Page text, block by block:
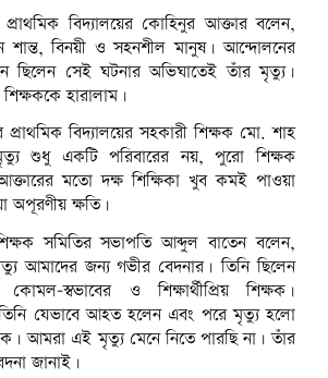
প্রাথমিক বিদ্যালয়ের কোহিনুর আক্তার বলেন,
শান্ত, বিনয়ী ও সহনশীল মানুষ। আন্দোলনের
ছিলেন সেই ঘটনার অভিঘাতেই তাঁর মৃত্যু।
হারালাম।
বিদ্যালয়ের সহকারী শিক্ষক মো. শাহ
শুধু একটি পরিবারের নয়, পুরো শিক্ষক
মতো দক্ষ শিক্ষিকা খুব কমই পাওয়া
অপূরণীয় ক্ষতি।
সমিতির সভাপতি আব্দুল বাতেন বলেন,
আমাদের জন্য গভীর বেদনার। তিনি ছিলেন
কোমল-স্বভাবের ও শিক্ষার্থীপ্রিয় শিক্ষক।
যেভাবে আহত হলেন এবং পরে মৃত্যু হলো
আমরা এই মৃত্যু মেনে নিতে পারছি না। তাঁর
জানাই।